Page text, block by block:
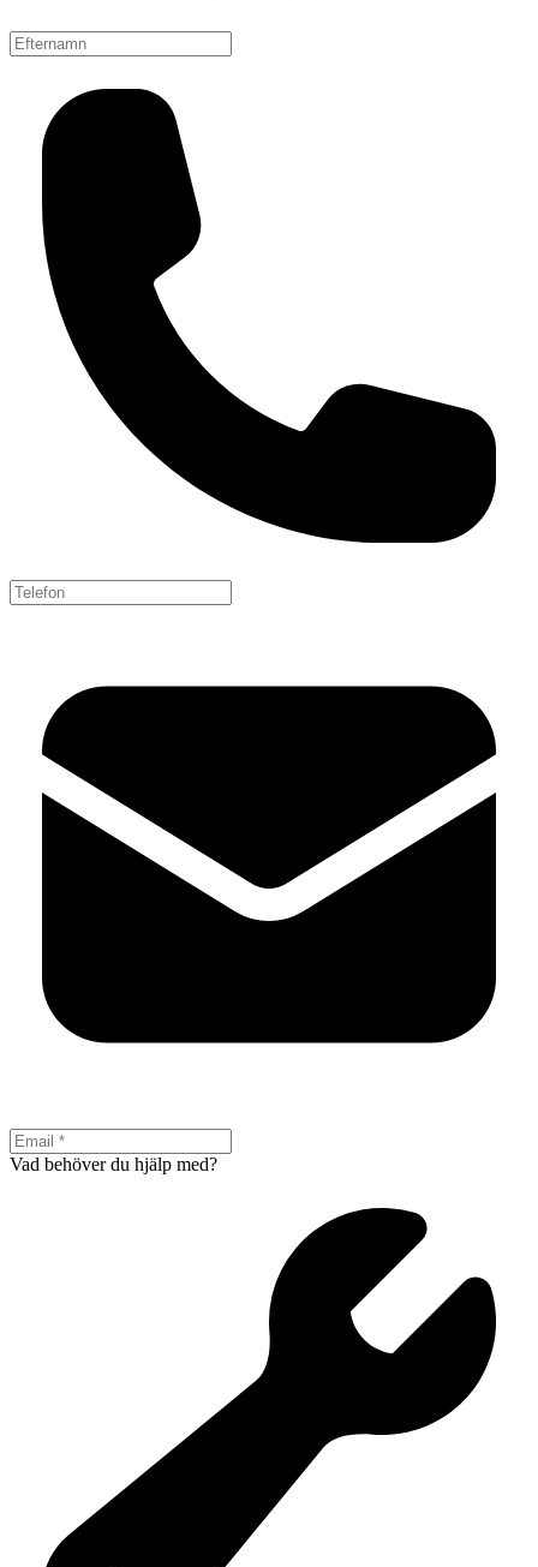
Vad behöver du hjälp med?